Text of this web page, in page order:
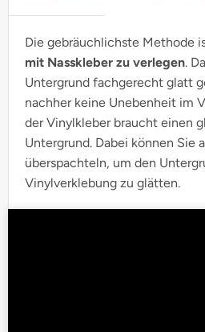
Die gebräuchlichste Methode
mit Nasskleber zu verlegen.
Untergrund fachgerecht glatt
nachher keine Unebenheit im
der Vinylkleber braucht einen
Untergrund. Dabei können Sie
überspachteln, um den
Vinylverklebung zu glätten.